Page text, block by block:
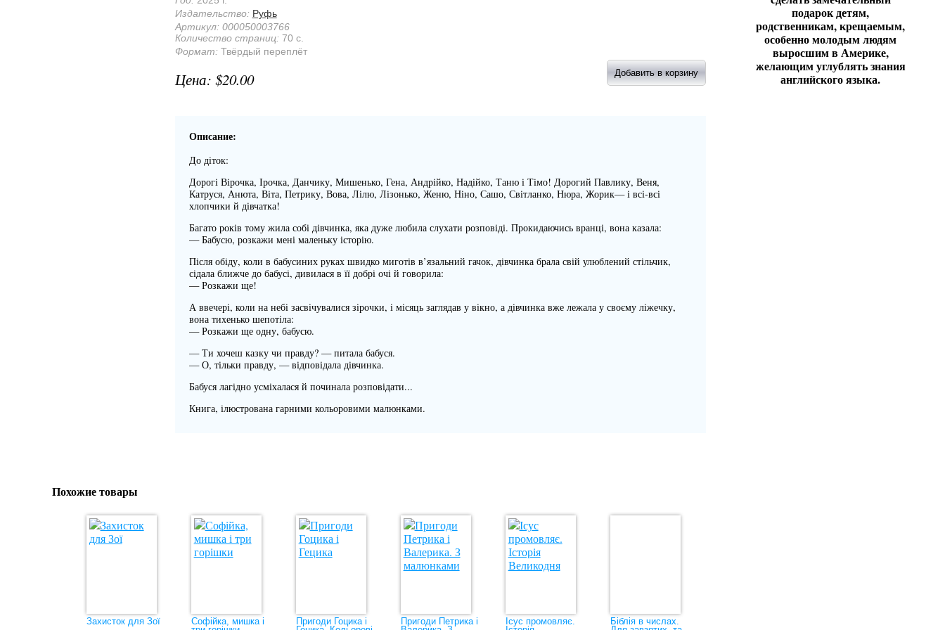
Издательство: Руфь
Артикул: 000050003766
Количество страниц: 70 с.
Формат: Твёрдый переплёт
$20.00
Описание:
До діток:
Дорогі Вірочка, Ірочка, Данчику, Мишенько, Гена, Андрійко, Надійко, Таню і Тімо! Дорогий Павлику, Веня,
Катруся, Анюта, Віта, Петрику, Вова, Лілю, Лізонько, Женю, Ніно, Сашо, Світланко, Нюра, Жорик— і всі-всі
хлопчики й дівчатка!
Багато років тому жила собі дівчинка, яка дуже любила слухати розповіді. Прокидаючись вранці, вона казала:
— Бабусю, розкажи мені маленьку історію.
Після обіду, коли в бабусиних руках швидко миготів в’язальний гачок, дівчинка брала свій улюблений стільчик,
сідала ближче до бабусі, дивилася в її добрі очі й говорила:
— Розкажи ще!
А ввечері, коли на небі засвічувалися зірочки, і місяць заглядав у вікно, а дівчинка вже лежала у своєму ліжечку,
вона тихенько шепотіла:
— Розкажи ще одну, бабусю.
— Ти хочеш казку чи правду? — питала бабуся.
— О, тільки правду, — відповідала дівчинка.
Бабуся лагідно усміхалася й починала розповідати...
Книга, ілюстрована гарними кольоровими малюнками.
Похожие товары
Захисток для Зої
Софійка, мишка і
Пригоди Гоцика і
Пригоди Петрика і
Ісус промовляє.
Біблія в числах.
подарок детям,
родственникам, крещаемым,
особенно молодым людям
выросшим в Америке,
желающим углублять знания
английского языка.